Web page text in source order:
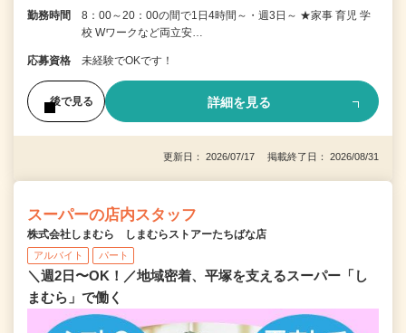
勤務時間
8：00～20：00の間で1日4時間～・週3日～ ★家事 育児 学
校 Wワークなど両立安…
応募資格 未経験でOKです！
後で見る 詳細を見る
更新日： 2026/07/17 掲載終了日： 2026/08/31
スーパーの店内スタッフ
株式会社しまむら しまむらストアーたちばな店
アルバイト パート
＼週2日〜OK！／地域密着、平塚を支えるスーパー「し
まむら」で働く